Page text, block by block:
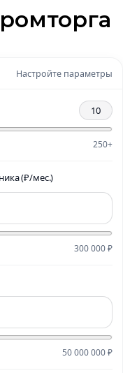
Настройте параметры
10
250+
(₽/мес.)
300 000 ₽
50 000 000 ₽